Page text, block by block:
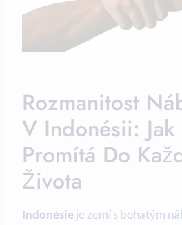
Rozmanitost
V Indonésii: Jak
Promítá Do
Života
Indonésie je zemí s bohatým